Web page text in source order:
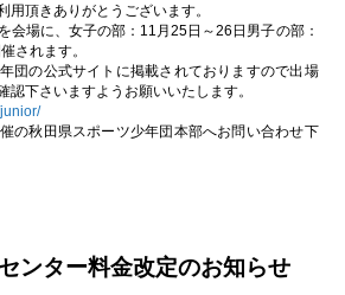
用頂きありがとうございます。
会場に、女子の部：11月25日～26日男子の部：
されます。
団の公式サイトに掲載されておりますので出場
認下さいますようお願いいたします。
の秋田県スポーツ少年団本部へお問い合わせ下
ンター料金改定のお知らせ